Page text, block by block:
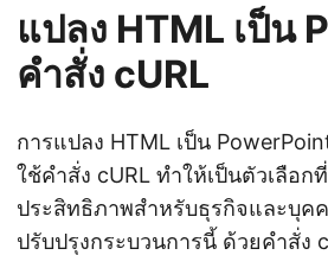
แปลง HTML เป็น
คำสั่ง cURL
การแปลง HTML เป็น
ใช้คำสั่ง cURL ทำให้เป็นตัวเลือก
ประสิทธิภาพสำหรับธุรกิจและบุค
ปรับปรุงกระบวนการนี้ ด้วยคำสั่ง